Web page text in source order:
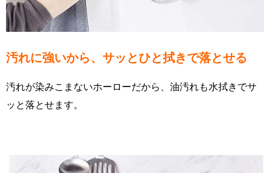
汚れに強いから、サッとひと拭きで落とせる
汚れが染みこまないホーローだから、油汚れも水拭きでサ
ッと落とせます。